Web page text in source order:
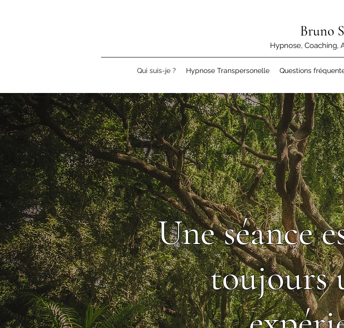
Bruno
Hypnose, Coaching,
Qui suis-je ? Hypnose Transpersonelle Questions
Une séance
toujours